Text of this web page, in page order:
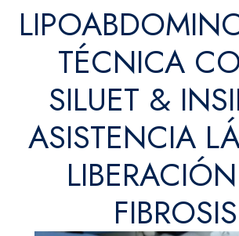
TÉCNICA
SILUET &
ASISTENCIA
FIBROSIS